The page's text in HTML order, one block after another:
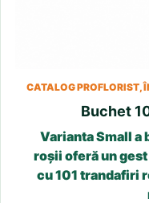
CATALOG PROFLORIST,
Buchet
Varianta Small a
roșii oferă un
cu 101 trandafiri